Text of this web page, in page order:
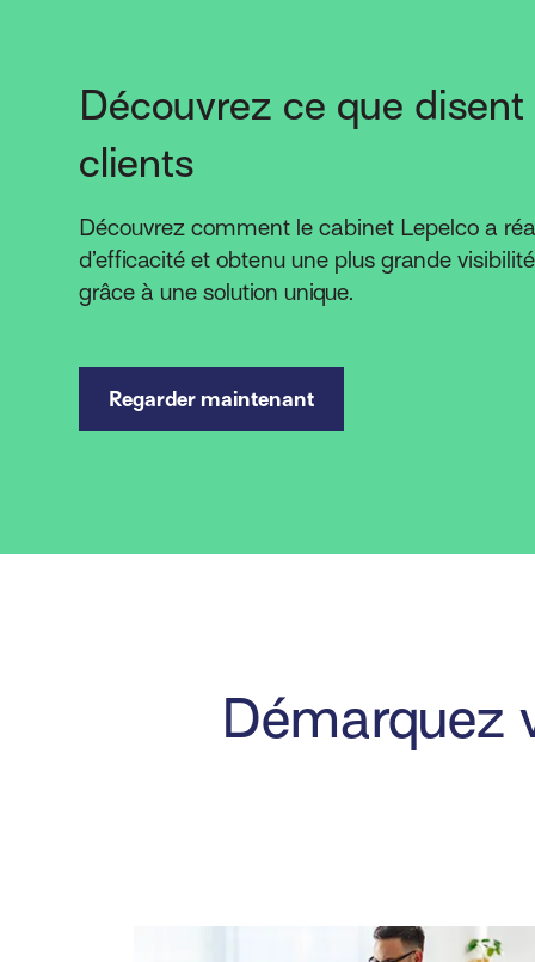
Découvrez ce que disent
clients
Découvrez comment le cabinet Lepelco a
d’efficacité et obtenu une plus grande
grâce à une solution unique.
Regarder maintenant
Démarquez